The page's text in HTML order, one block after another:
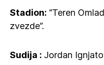
Stadion: ’’Teren
zvezde’’.
Sudija : Jordan